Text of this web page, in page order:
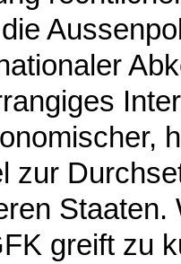
zur
greift zu